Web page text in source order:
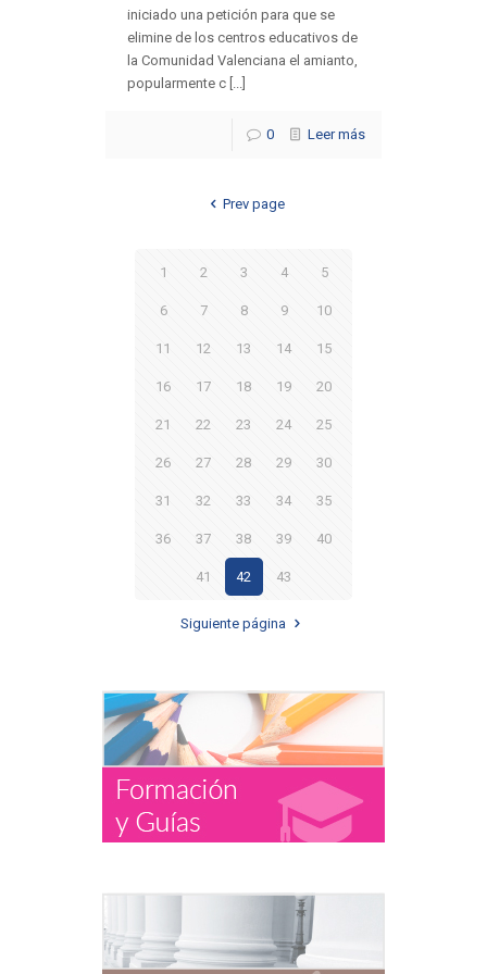
iniciado una petición para que se
elimine de los centros educativos de
la Comunidad Valenciana el amianto,
popularmente c [...]
0 Leer más
Prev page
1 2 3 4 5
6 7 8 9 10
11 12 13 14 15
16 17 18 19 20
21 22 23 24 25
26 27 28 29 30
31 32 33 34 35
36 37 38 39 40
41 42 43
Siguiente página